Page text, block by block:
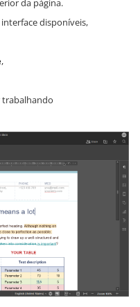
da página.
disponíveis,
,
trabalhando